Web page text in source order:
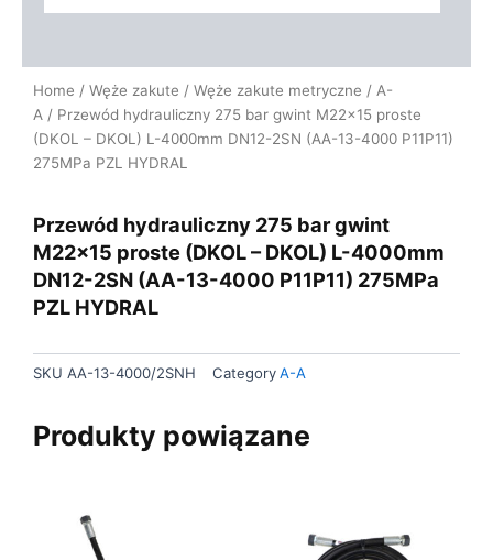
Home / Węże zakute / Węże zakute metryczne / A-
A / Przewód hydrauliczny 275 bar gwint M22x15 proste
(DKOL – DKOL) L-4000mm DN12-2SN (AA-13-4000 P11P11)
275MPa PZL HYDRAL
Przewód hydrauliczny 275 bar gwint
M22x15 proste (DKOL – DKOL) L-4000mm
DN12-2SN (AA-13-4000 P11P11) 275MPa
PZL HYDRAL
SKU AA-13-4000/2SNH CategoryA-A
Produkty powiązane